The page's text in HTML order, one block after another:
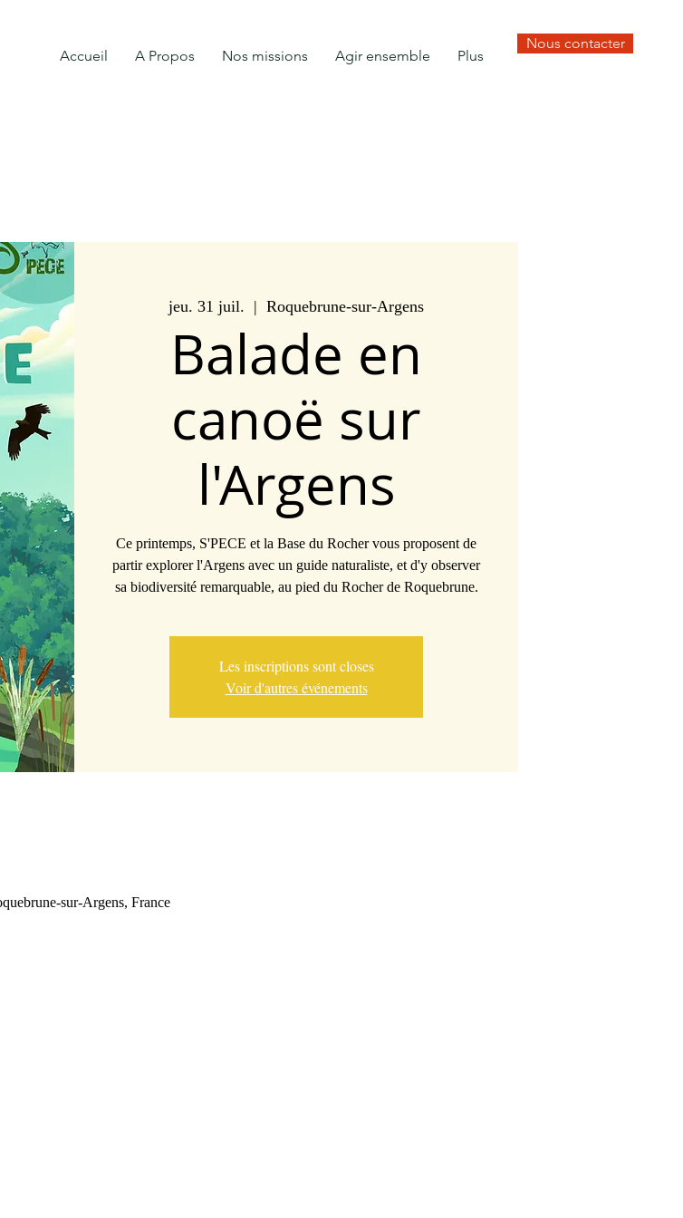
Accueil A Propos Nos missions Agir ensemble Plus
Nous contacter
jeu. 31 juil.
  |
Roquebrune-sur-Argens
Balade en
canoë sur
l'Argens
Ce printemps, S'PECE et la Base du Rocher vous proposent de
partir explorer l'Argens avec un guide naturaliste, et d'y observer
sa biodiversité remarquable, au pied du Rocher de Roquebrune.
Les inscriptions sont closes
Voir d'autres événements
sur-Argens, France